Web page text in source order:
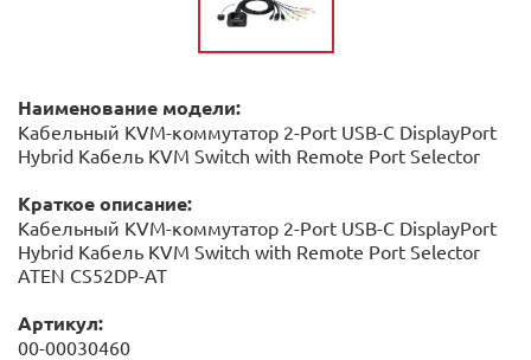
Наименование модели:
Кабельный KVM-коммутатор 2-Port USB-C DisplayPort
Hybrid Кабель KVM Switch with Remote Port Selector
Краткое описание:
Кабельный KVM-коммутатор 2-Port USB-C DisplayPort
Hybrid Кабель KVM Switch with Remote Port Selector
ATEN CS52DP-AT
Артикул:
00-00030460